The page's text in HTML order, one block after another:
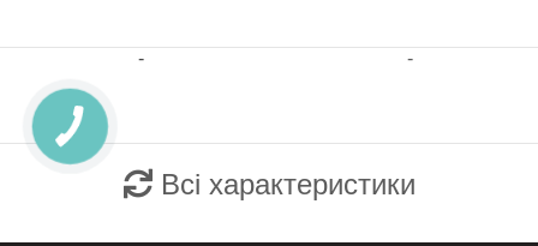
- -
Всі характеристики